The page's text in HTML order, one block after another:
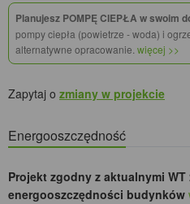
Planujesz POMPĘ CIEPŁA w swoim
pompy ciepła (powietrze - woda) i
alternatywne opracowanie. więcej >>
Zapytaj o zmiany w projekcie
Energooszczędność
Projekt zgodny z aktualnymi WT
energooszczędności budynków